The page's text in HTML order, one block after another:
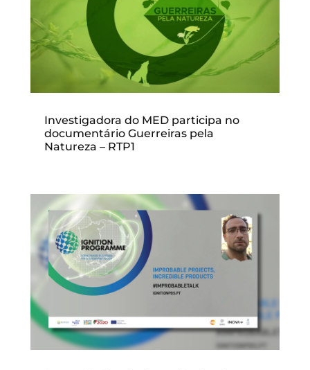
Investigadora do MED participa no
documentário Guerreiras pela
Natureza – RTP1